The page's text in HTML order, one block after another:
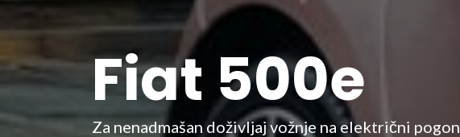
Fiat 500e
Za nenadmašan doživljaj vožnje na električni pogon​​